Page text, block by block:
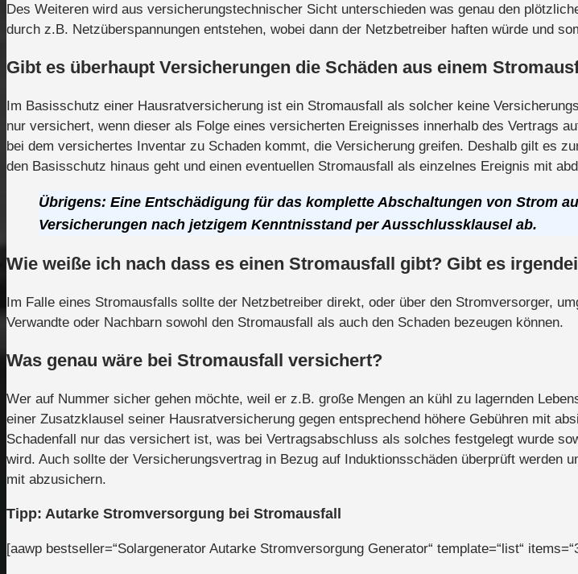
Des Weiteren wird aus versicherungstechnischer Sicht unterschieden was genau den
durch z.B. Netzüberspannungen entstehen, wobei dann der Netzbetreiber haften würde und
Gibt es überhaupt Versicherungen die Schäden aus einem
Im Basisschutz einer Hausratversicherung ist ein Stromausfall als solcher keine
nur versichert, wenn dieser als Folge eines versicherten Ereignisses innerhalb des Vertrags
bei dem versichertes Inventar zu Schaden kommt, die Versicherung greifen. Deshalb gilt es
den Basisschutz hinaus geht und einen eventuellen Stromausfall als einzelnes Ereignis mit
Übrigens: Eine Entschädigung für das komplette Abschaltungen von Strom
Versicherungen nach jetzigem Kenntnisstand per Ausschlussklausel ab.
Wie weiße ich nach dass es einen Stromausfall gibt? Gibt es
Im Falle eines Stromausfalls sollte der Netzbetreiber direkt, oder über den Stromversorger,
Verwandte oder Nachbarn sowohl den Stromausfall als auch den Schaden bezeugen können.
Was genau wäre bei Stromausfall versichert?
Wer auf Nummer sicher gehen möchte, weil er z.B. große Mengen an kühl zu lagernden
einer Zusatzklausel seiner Hausratversicherung gegen entsprechend höhere Gebühren mit
Schadenfall nur das versichert ist, was bei Vertragsabschluss als solches festgelegt wurde
wird. Auch sollte der Versicherungsvertrag in Bezug auf Induktionsschäden überprüft werden
mit abzusichern.
Tipp: Autarke Stromversorgung bei Stromausfall
[aawp bestseller=“Solargenerator Autarke Stromversorgung Generator“ template=“list“